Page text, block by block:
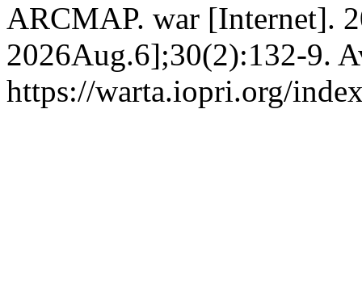
ARCMAP. war [Internet].
2026Aug.6];30(2):132-9.
https://warta.iopri.org/